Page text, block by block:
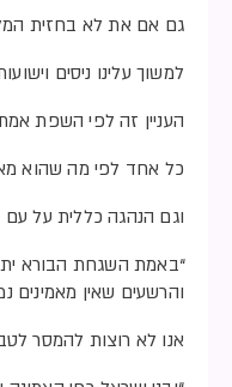
גם אם את לא בחזית
למשוך עלינו ניסים
העניין זה לפי השפת
כל אחד לפי מה שהוא
וגם הנהגה כללית על עם
“באמת השגחת הבורא
והרשעים שאין מאמינים
אנו לא רוצות להמסר